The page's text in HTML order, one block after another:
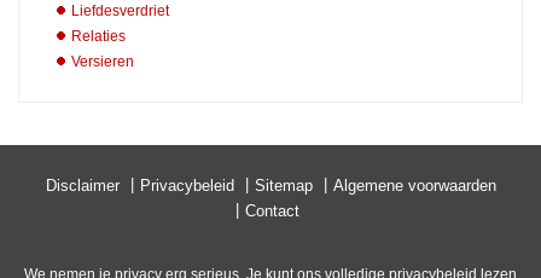
Liefdesverdriet
Relaties
Versieren
Disclaimer Privacybeleid Sitemap
Algemene voorwaarden
Contact
We nemen je privacy erg serieus. Je kunt ons volledige privacybeleid lezen